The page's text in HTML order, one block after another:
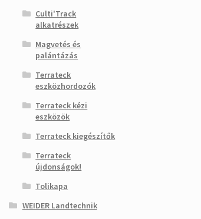
Culti'Track
alkatrészek
Magvetés és
palántázás
Terrateck
eszközhordozók
Terrateck kézi
eszközök
Terrateck kiegészítők
Terrateck
újdonságok!
Tolikapa
WEIDER Landtechnik